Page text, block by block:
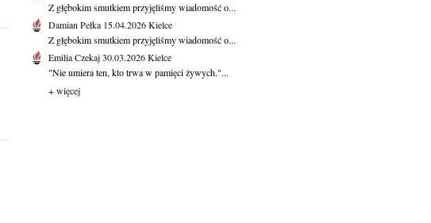
Z głębokim smutkiem przyjęliśmy wiadomość o...
Damian Pełka 15.04.2026Kielce
Z głębokim smutkiem przyjęliśmy wiadomość o...
Emilia Czekaj30.03.2026Kielce
"Nie umiera ten, kto trwa w pamięci żywych."...
+ więcej